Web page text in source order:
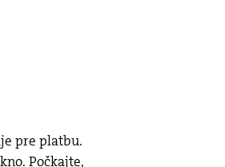
pre platbu.
Počkajte,